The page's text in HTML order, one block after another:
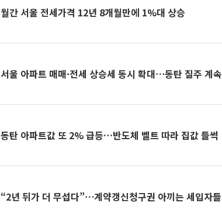
월간 서울 전세가격 12년 8개월만에 1%대 상승
서울 아파트 매매·전세 상승세 동시 확대⋯동탄 질주 계속
동탄 아파트값 또 2% 급등…반도체 벨트 따라 집값 들썩
“2년 뒤가 더 무섭다”⋯계약갱신청구권 아끼는 세입자들